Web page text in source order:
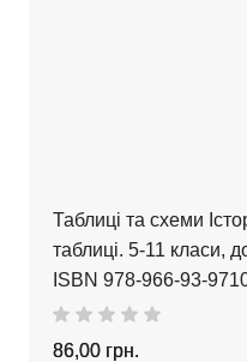
Таблиці та схеми
таблиці. 5-11 класи,
ISBN 978-966-93-
86,00 грн.